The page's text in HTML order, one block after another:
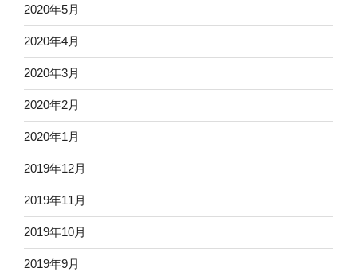
2020年5月
2020年4月
2020年3月
2020年2月
2020年1月
2019年12月
2019年11月
2019年10月
2019年9月